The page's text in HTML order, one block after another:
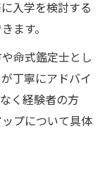
入学を検討する
ます。
命式鑑定士とし
丁寧にアドバイ
く経験者の方
プについて具体